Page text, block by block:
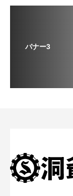
バナー3